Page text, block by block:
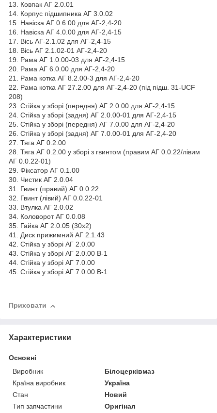
13. Ковпак АГ 2.0.01
14. Корпус підшипника АГ 3.0.02
15. Навіска АГ 0.6.00 для АГ-2,4-20
16. Навіска АГ 4.0.00 для АГ-2,4-15
17. Вісь АГ-2.1.02 для АГ-2,4-15
18. Вісь АГ 2.1.02-01 АГ-2,4-20
19. Рама АГ 1.0.00-03 для АГ-2,4-15
20. Рама АГ 6.0.00 для АГ-2,4-20
21. Рама котка АГ 8.2.00-3 для АГ-2,4-20
22. Рама котка АГ 27.2.00 для АГ-2,4-20 (під підш. 31-UCF
208)
23. Стійка у зборі (передня) АГ 2.0.00 для АГ-2,4-15
24. Стійка у зборі (задня) АГ 2.0.00-01 для АГ-2,4-15
25. Стійка у зборі (передня) АГ 7.0.00 для АГ-2,4-20
26. Стійка у зборі (задня) АГ 7.0.00-01 для АГ-2,4-20
27. Тяга АГ 0.2.00
28. Тяга АГ 0.2.00 у зборі з гвинтом (правим АГ 0.0.22/лівим
АГ 0.0.22-01)
29. Фіксатор АГ 0.1.00
30. Чистик АГ 2.0.04
31. Гвинт (правий) АГ 0.0.22
32. Гвинт (лівий) АГ 0.0.22-01
33. Втулка АГ 2.0.02
34. Коловорот АГ 0.0.08
35. Гайка АГ 2.0.05 (30х2)
41. Диск прижимний АГ 2.1.43
42. Стійка у зборі АГ 2.0.00
43. Стійка у зборі АГ 2.0.00 В-1
44. Стійка у зборі АГ 7.0.00
45. Стійка у зборі АГ 7.0.00 В-1
Приховати
Характеристики
Основні
Виробник
Білоцерківмаз
Країна виробник
Україна
Стан
Новий
Тип запчастини
Оригінал